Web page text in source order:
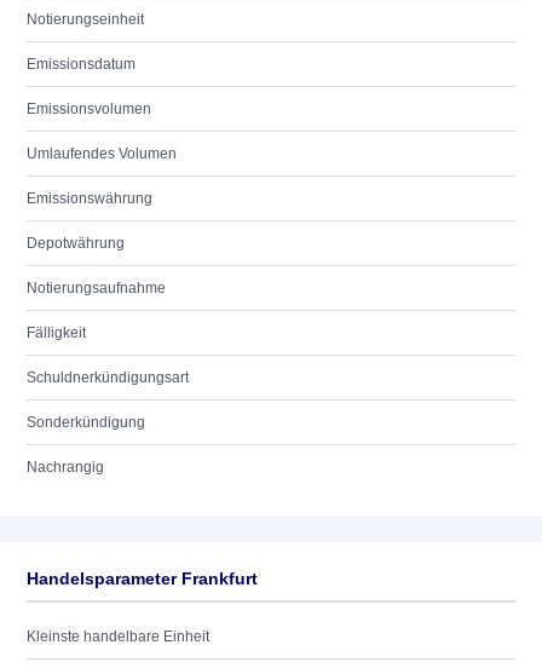
Notierungseinheit
Emissionsdatum
Emissionsvolumen
Umlaufendes Volumen
Emissionswährung
Depotwährung
Notierungsaufnahme
Fälligkeit
Schuldnerkündigungsart
Sonderkündigung
Nachrangig
Handelsparameter Frankfurt
Kleinste handelbare Einheit